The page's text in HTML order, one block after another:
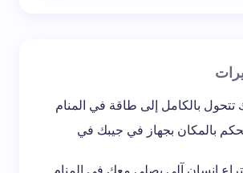
تتحول بالكامل إلى طاقة في المنام
بالمكان بجهاز في جيبك في
إنسان آلي يصلي معك في المنام